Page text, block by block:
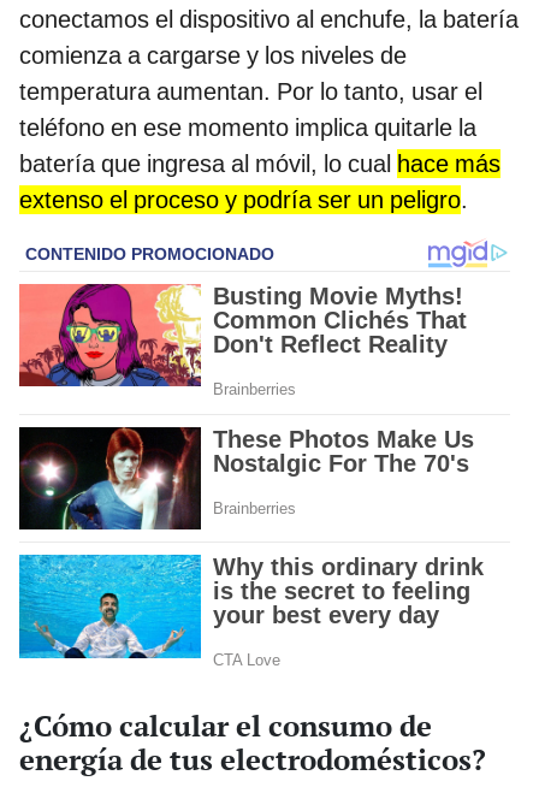
conectamos el dispositivo al enchufe, la batería
comienza a cargarse y los niveles de
temperatura aumentan. Por lo tanto, usar el
teléfono en ese momento implica quitarle la
batería que ingresa al móvil, lo cual hace más
extenso el proceso y podría ser un peligro.
¿Cómo calcular el consumo de
energía de tus electrodomésticos?